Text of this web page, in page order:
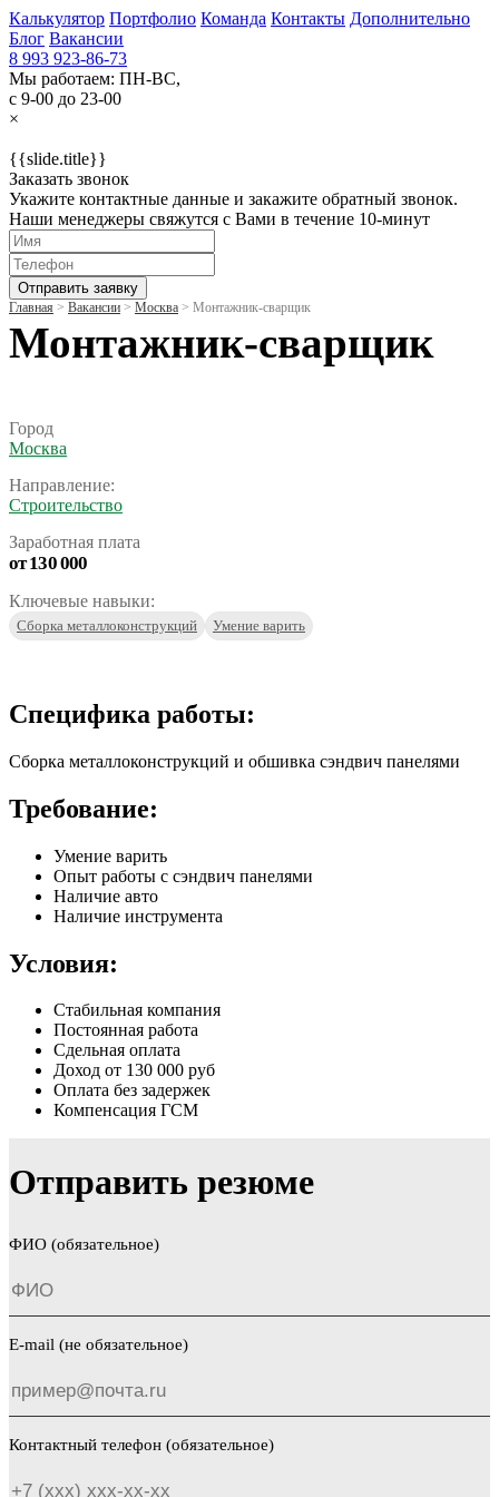
Калькулятор Портфолио Команда Контакты Дополнительно
Блог Вакансии
8 993 923-86-73
Мы работаем: ПН-ВС,
с 9-00 до 23-00
×
{{slide.title}}
Заказать звонок
Укажите контактные данные и закажите обратный звонок.
Наши менеджеры свяжутся с Вами в течение 10-минут
Отправить заявку
Главная > Вакансии > Москва > Монтажник-сварщик
Монтажник-сварщик
Город
Москва
Направление:
Строительство
Заработная плата
от 130 000
Ключевые навыки:
Сборка металлоконструкций Умение варить
Специфика работы:
Сборка металлоконструкций и обшивка сэндвич панелями
Требование:
Умение варить
Опыт работы с сэндвич панелями
Наличие авто
Наличие инструмента
Условия:
Стабильная компания
Постоянная работа
Сдельная оплата
Доход от 130 000 руб
Оплата без задержек
Компенсация ГСМ
Отправить резюме
ФИО (обязательное)
E-mail (не обязательное)
Контактный телефон (обязательное)